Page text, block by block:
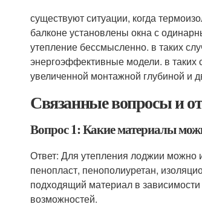
существуют ситуации, когда
балконе установлены окна с
утепление бессмысленно. в таких
энергоэффективные модели. в
увеличенной монтажной глубиной и
Связанные вопросы и
Вопрос 1: Какие материалы
Ответ: Для утепления лоджии можно
пенопласт, пенополиуретан,
подходящий материал в
возможностей.